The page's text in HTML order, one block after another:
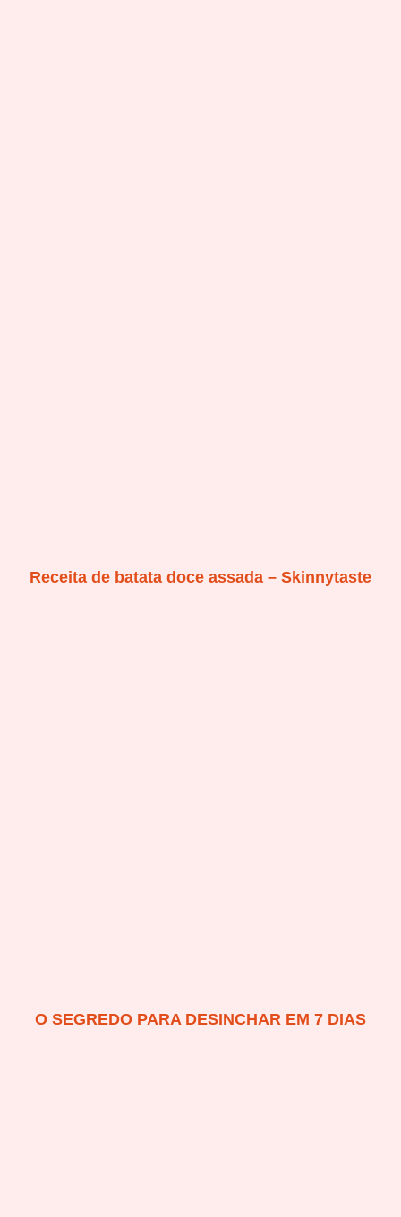
Receita de batata doce assada – Skinnytaste
O SEGREDO PARA DESINCHAR EM 7 DIAS